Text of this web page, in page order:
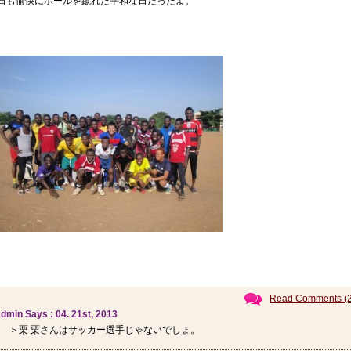
Read Comments
Says : 04. 21st, 2013
＞栗 栗さんはサッカー選手じゃないでしょ。